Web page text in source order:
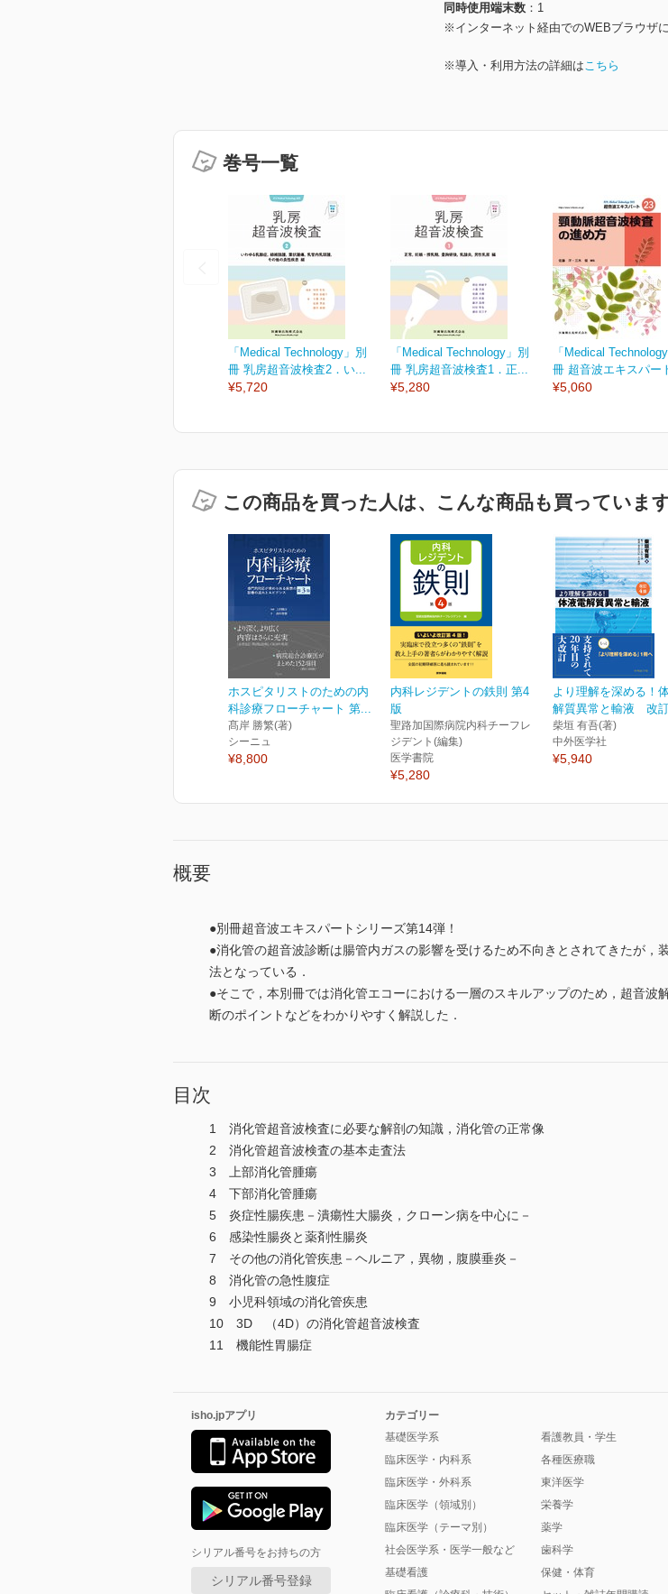
同時使用端末数
1
※インターネット経由でのWEBブラウザ
※導入・利用方法の詳細はこちら
巻号一覧
「Medical Technology」別
冊 乳房超音波検査2．い...
¥5,720
「Medical Technology」別
冊 乳房超音波検査1．正...
¥5,280
「Medical
冊 超音波エキスパー
¥5,060
この商品を買った人は、こんな商品も買っています
ホスピタリストのための内
科診療フローチャート 第...
髙岸 勝繁(著)
シーニュ
¥8,800
内科レジデントの鉄則 第4
版
聖路加国際病院内科チーフレ
ジデント(編集)
医学書院
¥5,280
より理解を深める！
解質異常と輸液 改
柴垣 有吾(著)
中外医学社
¥5,940
概要
●別冊超音波エキスパートシリーズ第14弾！
●消化管の超音波診断は腸管内ガスの影響を受けるため不向きとされてきたが
法となっている．
●そこで，本別冊では消化管エコーにおける一層のスキルアップのため，超音
断のポイントなどをわかりやすく解説した．
目次
1 消化管超音波検査に必要な解剖の知識，消化管の正常像
2 消化管超音波検査の基本走査法
3 上部消化管腫瘍
4 下部消化管腫瘍
5 炎症性腸疾患－潰瘍性大腸炎，クローン病を中心に－
6 感染性腸炎と薬剤性腸炎
7 その他の消化管疾患－ヘルニア，異物，腹膜垂炎－
8 消化管の急性腹症
9 小児科領域の消化管疾患
10 3D （4D）の消化管超音波検査
11 機能性胃腸症
isho.jpアプリ
シリアル番号をお持ちの方
シリアル番号登録
カテゴリー
基礎医学系
臨床医学・内科系
臨床医学・外科系
臨床医学（領域別）
臨床医学（テーマ別）
社会医学系・医学一般など
基礎看護
看護教員・学生
各種医療職
東洋医学
栄養学
薬学
歯科学
保健・体育